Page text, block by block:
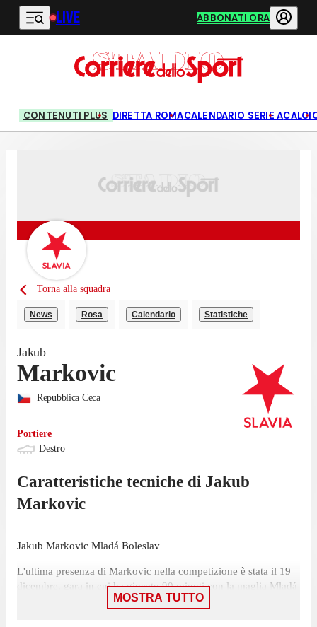
Vai al contenuto principale
LIVE ABBONATI ORA
CONTENUTI PLUS DIRETTA ROMACALENDARIO SERIE A
Torna alla squadra
News Rosa Calendario Statistiche
Jakub
Markovic
Repubblica Ceca
Portiere
Destro
Caratteristiche tecniche di Jakub
Markovic
Jakub Markovic Mladá Boleslav
L'ultima presenza di Markovic nella competizione è stata il 19
dicembre, gara in cui ha giocato 90 minuti con la maglia Mladá
Boleslav contro Slovan Liberec, nella sconfitta per 3-0.
MOSTRA TUTTO